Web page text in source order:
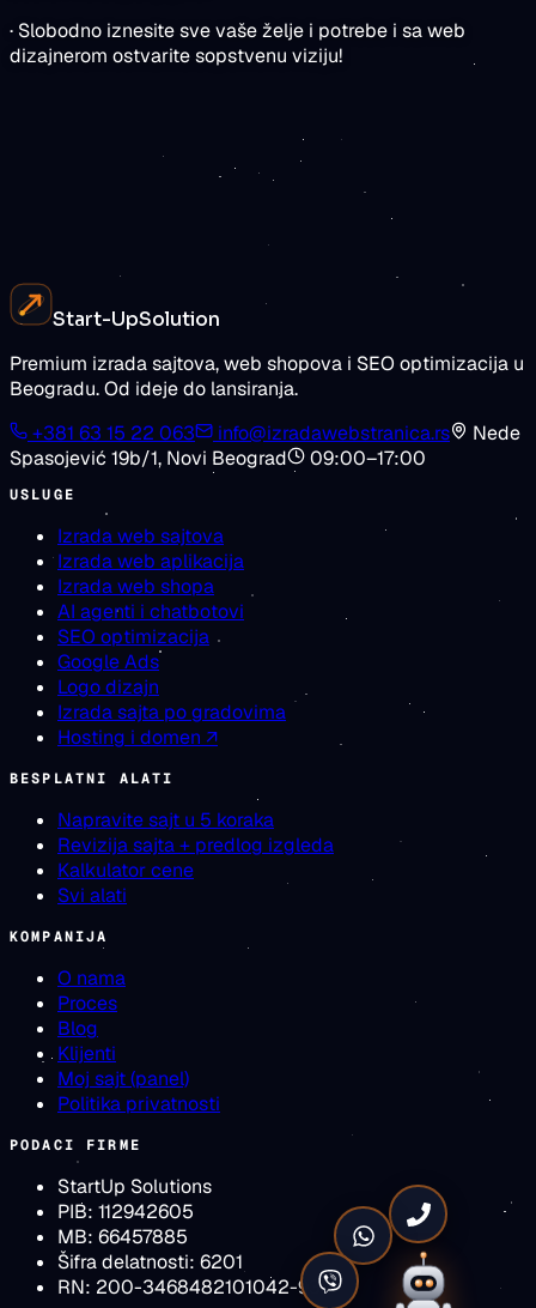
· Slobodno iznesite sve vaše želje i potrebe i sa web
dizajnerom ostvarite sopstvenu viziju!
Zatražite procenu
Pogledajte cene
Start-UpSolution
Premium izrada sajtova, web shopova i SEO optimizacija u
Beogradu. Od ideje do lansiranja.
+381 63 15 22 063
info@izradawebstranica.rs
Nede
Spasojević 19b/1, Novi Beograd 09:00–17:00
USLUGE
Izrada web sajtova
Izrada web aplikacija
Izrada web shopa
AI agenti i chatbotovi
SEO optimizacija
Google Ads
Logo dizajn
Izrada sajta po gradovima
Hosting i domen ↗
BESPLATNI ALATI
Napravite sajt u 5 koraka
Revizija sajta + predlog izgleda
Kalkulator cene
Svi alati
KOMPANIJA
O nama
Proces
Blog
Klijenti
Moj sajt (panel)
Politika privatnosti
PODACI FIRME
StartUp Solutions
PIB: 112942605
MB: 66457885
Šifra delatnosti: 6201
RN: 200-3468482101042-93